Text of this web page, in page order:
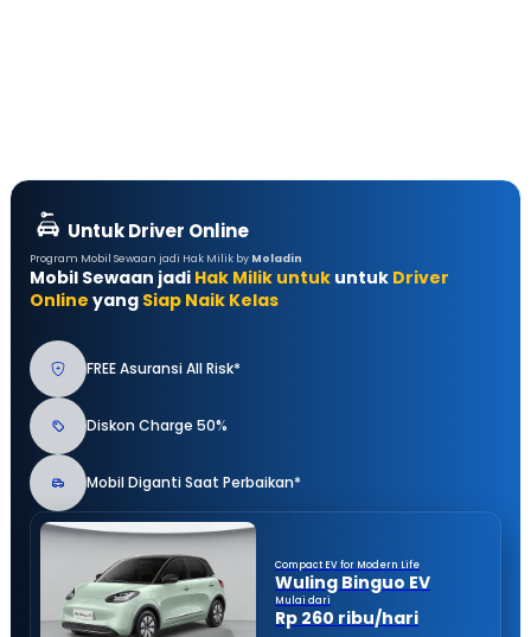
Untuk Driver Online
Program Mobil Sewaan jadi Hak Milik by Moladin
Mobil Sewaan jadi Hak Milik untuk untuk Driver
Online yang Siap Naik Kelas
FREE Asuransi All Risk*
Diskon Charge 50%
Mobil Diganti Saat Perbaikan*
Compact EV for Modern Life
Wuling Binguo EV
Mulai dari
Rp 260 ribu/hari